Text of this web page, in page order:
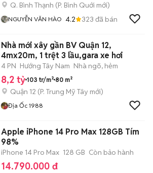
Q. Bình Thạnh (P. Bình Quới mới)
NGUYỄN VĂN HÀO 4.2 323 đã bán
Nhà mới xây gần BV Quận 12,
4mx20m, 1 trệt 3 lầu,gara xe hơi
4 PN Hướng Tây Nam Nhà ngõ, hẻm
8,2 tỷ 103 tr/m² 80 m²
Quận 12 (P. Trung Mỹ Tây mới)
Địa Ốc 1988
Apple iPhone 14 Pro Max 128GB Tím
98%
iPhone 14 Pro Max 128 GB Còn bảo hành
14.790.000 đ